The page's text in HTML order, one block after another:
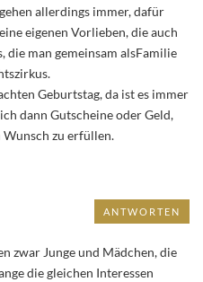
allerdings immer, dafür
eigenen Vorlieben, die auch
die man gemeinsam alsFamilie
Geburtstag, da ist es immer
dann Gutscheine oder Geld,
Wunsch zu erfüllen.
zwar Junge und Mädchen, die
die gleichen Interessen
ANTWORTEN